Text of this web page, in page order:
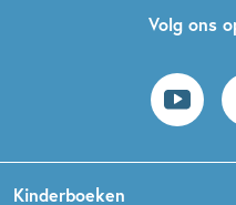
Volg ons
Kinderboeken